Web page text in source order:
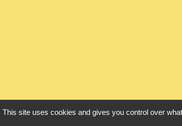
This site uses cookies and gives you control over